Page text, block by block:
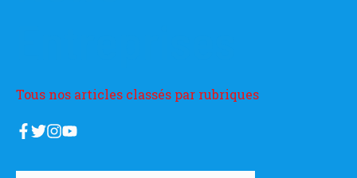
Tous nos articles classés par rubriques